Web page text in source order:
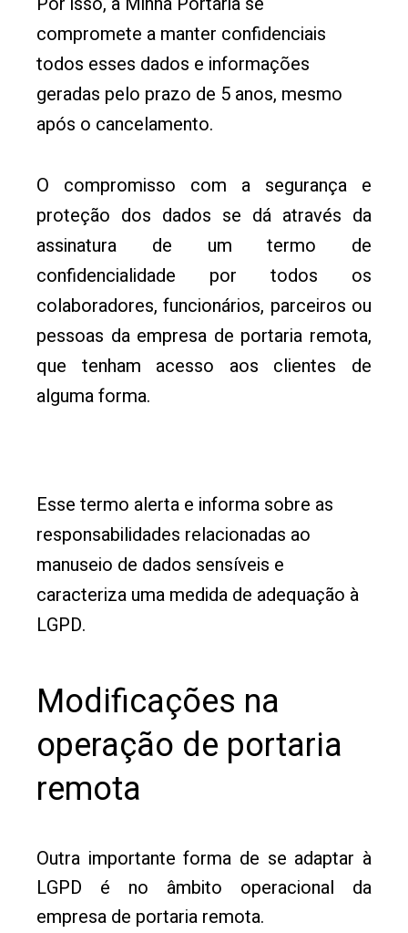
compromete a manter confidenciais
todos esses dados e informações
geradas pelo prazo de 5 anos, mesmo
após o cancelamento.
O compromisso com a segurança e
proteção dos dados se dá através da
assinatura de um termo de
confidencialidade por todos os
colaboradores, funcionários, parceiros ou
pessoas da empresa de portaria remota,
que tenham acesso aos clientes de
alguma forma.
Esse termo alerta e informa sobre as
responsabilidades relacionadas ao
manuseio de dados sensíveis e
caracteriza uma medida de adequação à
LGPD.
Modificações na
operação de portaria
remota
Outra importante forma de se adaptar à
LGPD é no âmbito operacional da
empresa de portaria remota.